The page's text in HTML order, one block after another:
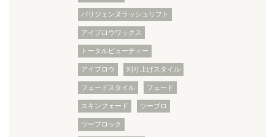
パリジェンヌラッシュリフト
アイブロウワックス
トータルビューティー
アイブロウ 刈り上げスタイル
フェードスタイル フェード
スキンフェード ツーブロ
ツーブロック